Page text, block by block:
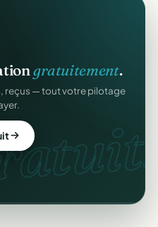
gratuitement.
reçus — tout votre pilotage